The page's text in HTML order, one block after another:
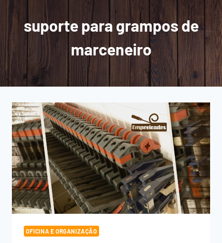
suporte para grampos de
marceneiro
OFICINA E ORGANIZAÇÃO